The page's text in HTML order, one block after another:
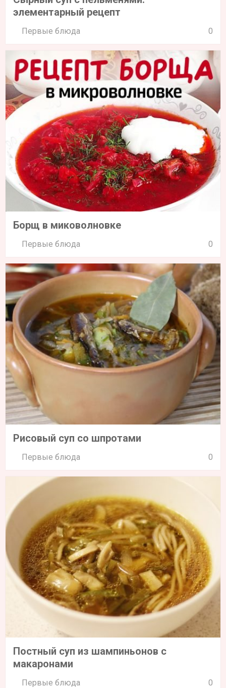
элементарный рецепт
Первые блюда 0
Борщ в миковолновке
Первые блюда 0
Рисовый суп со шпротами
Первые блюда 0
Постный суп из шампиньонов с
макаронами
Первые блюда 0